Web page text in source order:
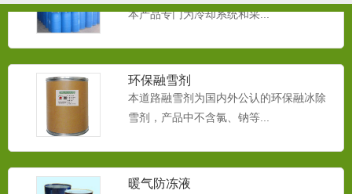
本产品专门为冷却系统和采...
环保融雪剂
本道路融雪剂为国内外公认的环保融冰除
雪剂，产品中不含氯、钠等...
暖气防冻液